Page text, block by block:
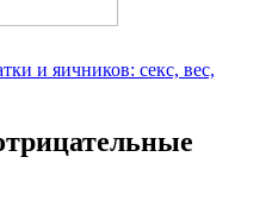
и яичников: секс, вес,